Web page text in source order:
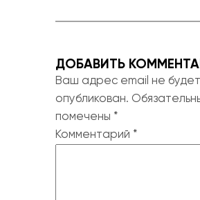
ДОБАВИТЬ
Ваш адрес email не будет
опубликован.
помечены *
Комментарий *